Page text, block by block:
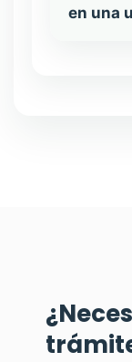
en una